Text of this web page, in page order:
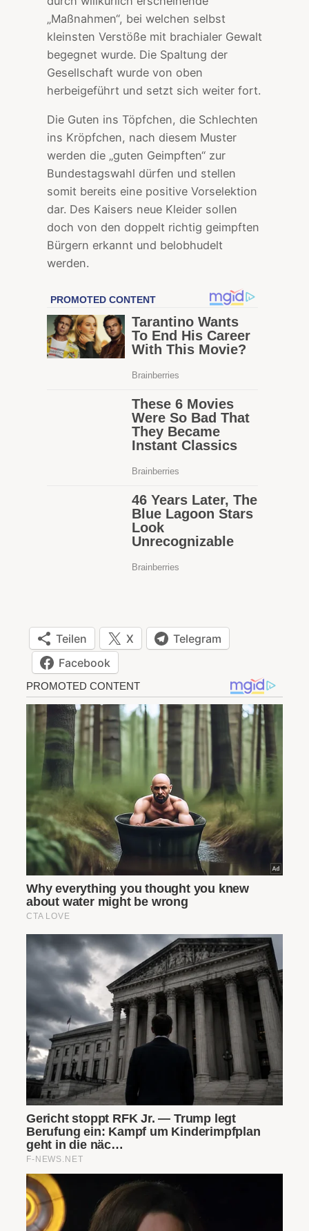
„Maßnahmen“, bei welchen selbst
kleinsten Verstöße mit brachialer Gewalt
begegnet wurde. Die Spaltung der
Gesellschaft wurde von oben
herbeigeführt und setzt sich weiter fort.
Die Guten ins Töpfchen, die Schlechten
ins Kröpfchen, nach diesem Muster
werden die „guten Geimpften“ zur
Bundestagswahl dürfen und stellen
somit bereits eine positive Vorselektion
dar. Des Kaisers neue Kleider sollen
doch von den doppelt richtig geimpften
Bürgern erkannt und belobhudelt
werden.
Teilen X
Telegram
Facebook